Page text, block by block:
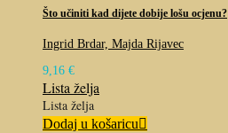
Što učiniti kad dijete dobije lošu ocjenu?
Ingrid Brdar, Majda Rijavec
9,16 €
Lista želja
Lista želja
Dodaj u košaricu